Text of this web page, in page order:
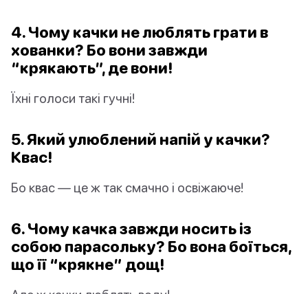
4. Чому качки не люблять грати в
хованки? Бо вони завжди
“крякають”, де вони!
Їхні голоси такі гучні!
5. Який улюблений напій у качки?
Квас!
Бо квас — це ж так смачно і освіжаюче!
6. Чому качка завжди носить із
собою парасольку? Бо вона боїться,
що її “крякне” дощ!